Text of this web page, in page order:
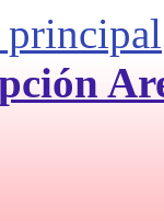
principal